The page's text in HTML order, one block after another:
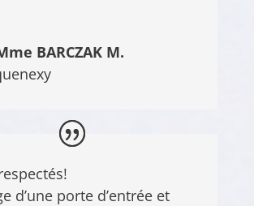
BARCZAK M.
d’une porte d’entrée et